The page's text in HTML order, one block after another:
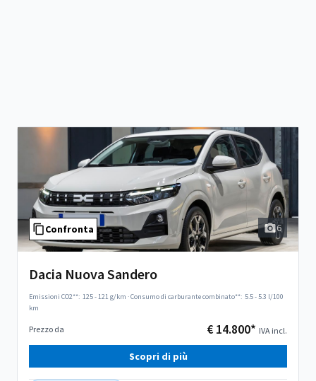
Confronta 6
Dacia Nuova Sandero
Emissioni CO2**: 125 - 121 g/km ·Consumo di carburante combinato**: 5.5 - 5.3 l/100
km
Prezzo da € 14.800* IVA incl.
Scopri di più